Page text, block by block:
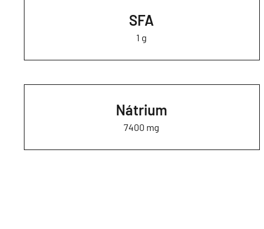
SFA
1 g
Nátrium
7400 mg